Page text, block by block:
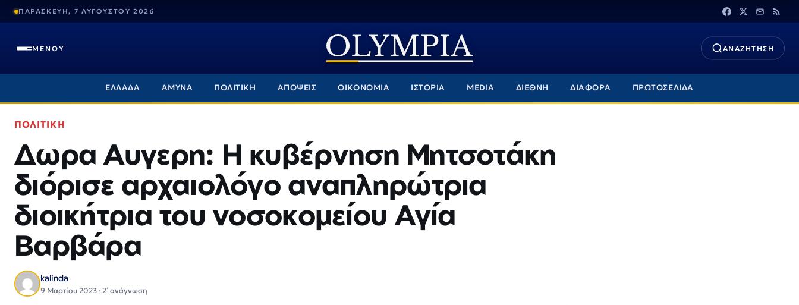
ΠΑΡΑΣΚΕΥΗ, 7 ΑΥΓΟΥΣΤΟΥ 2026
ΜΕΝΟΥ ΑΝΑΖΗΤΗΣΗ
ΕΛΛΑΔΑ ΑΜΥΝΑ ΠΟΛΙΤΙΚΗ ΑΠΟΨΕΙΣ ΟΙΚΟΝΟΜΙΑ ΙΣΤΟΡΙΑ MEDIA ΔΙΕΘΝΗ ΔΙΑΦΟΡΑ ΠΡΩΤΟΣΕΛΙΔΑ
ΠΟΛΙΤΙΚΗ
Δωρα Αυγερη: Η κυβέρνηση Μητσοτάκη
διόρισε αρχαιολόγο αναπληρώτρια
διοικήτρια του νοσοκομείου Αγία
Βαρβάρα
kalinda
9 Μαρτίου 2023 · 2΄ ανάγνωση